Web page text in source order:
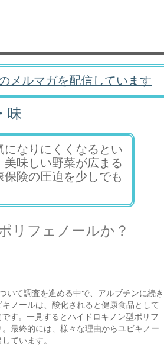
メルマガを配信しています
味
なりにくくなるとい
味しい野菜が広まる
険の圧迫を少しでも
リフェノールか？
いて調査を進める中で、アルブチンに続き
ノールは、酸化されると健康食品として
す。一見するとハイドロキノン型ポリフ
最終的には、様々な理由からユビキノー
ています。